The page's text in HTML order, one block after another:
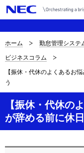
ナ
ビ
ゲ
ー
ョ
サ
イ
ト
内
の
ホーム
勤怠管理システ
ビジネスコラム
【振休・代休のよくあるお
う
【振休・代休の
が辞める前に休